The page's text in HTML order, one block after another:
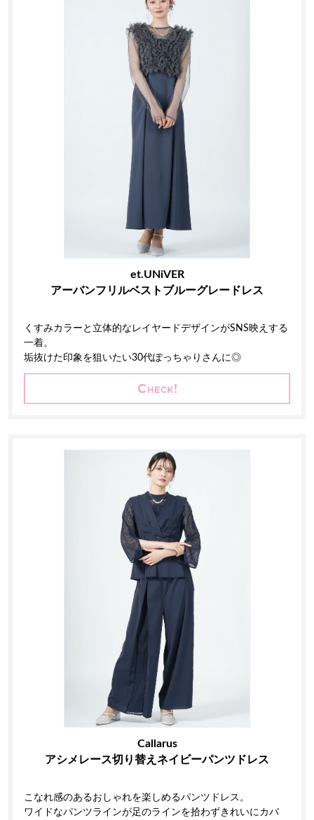
et.UNiVER
アーバンフリルベストブルーグレードレス
くすみカラーと立体的なレイヤードデザインがSNS映えする
一着。
垢抜けた印象を狙いたい30代ぽっちゃりさんに◎
Callarus
アシメレース切り替えネイビーパンツドレス
こなれ感のあるおしゃれを楽しめるパンツドレス。
ワイドなパンツラインが足のラインを拾わずきれいにカバ